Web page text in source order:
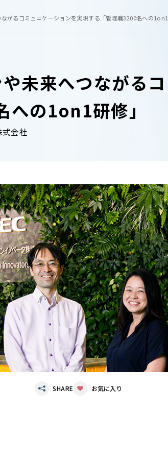
がるコミュニケーションを実現する「管理職3200名への1on1
未来へつながる
への1on1研修」
会社
SHARE お気に入り